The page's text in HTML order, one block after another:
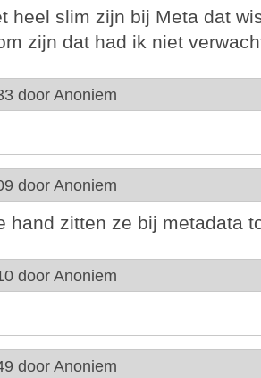
heel slim zijn bij Meta dat
zijn dat had ik niet
door Anoniem
door Anoniem
hand zitten ze bij metadata
door Anoniem
door Anoniem